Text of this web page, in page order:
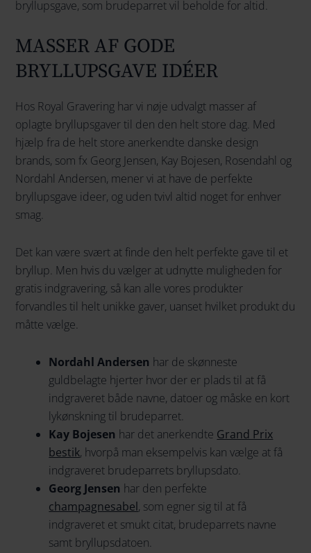
bryllupsgave, som brudeparret vil beholde for altid.
MASSER AF GODE
BRYLLUPSGAVE IDÉER
Hos Royal Gravering har vi nøje udvalgt masser af
oplagte bryllupsgaver til den den helt store dag. Med
hjælp fra de helt store anerkendte danske design
brands, som fx Georg Jensen, Kay Bojesen, Rosendahl og
Nordahl Andersen, mener vi at have de perfekte
bryllupsgave ideer, og uden tvivl altid noget for enhver
smag.
Det kan være svært at finde den helt perfekte gave til et
bryllup. Men hvis du vælger at udnytte muligheden for
gratis indgravering, så kan alle vores produkter
forvandles til helt unikke gaver, uanset hvilket produkt du
måtte vælge.
Nordahl Andersen har de skønneste
guldbelagte hjerter hvor der er plads til at få
indgraveret både navne, datoer og måske en kort
lykønskning til brudeparret.
Kay Bojesen har det anerkendte Grand Prix
bestik, hvorpå man eksempelvis kan vælge at få
indgraveret brudeparrets bryllupsdato.
Georg Jensen har den perfekte
champagnesabel, som egner sig til at få
indgraveret et smukt citat, brudeparrets navne
samt bryllupsdatoen.